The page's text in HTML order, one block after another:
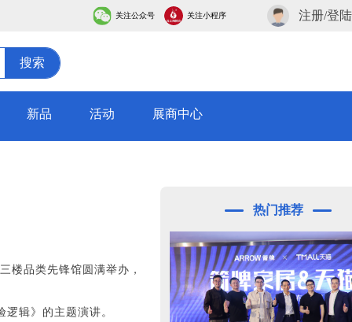
关注公众号 关注小程序 注册/登陆
搜索
新品 活动 展商中心
楼品类先锋馆圆满举办，
辑》的主题演讲。
热门推荐